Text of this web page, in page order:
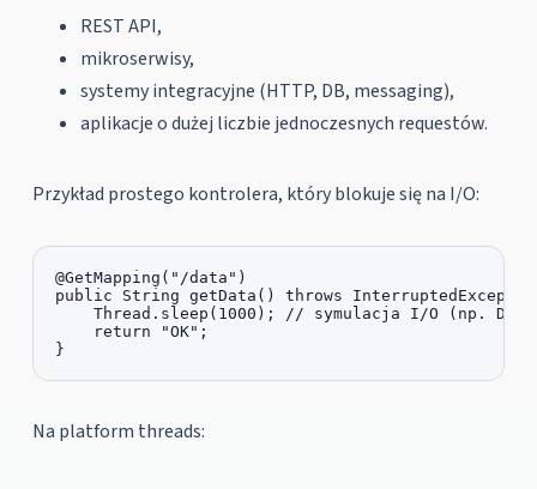
REST API,
mikroserwisy,
systemy integracyjne (HTTP, DB, messaging),
aplikacje o dużej liczbie jednoczesnych requestów.
Przykład prostego kontrolera, który blokuje się na I/O:
@GetMapping("/data")
public String getData() throws
Thread.sleep(1000); // symulacja I/O (np. DB,
    return "OK";
}
Na platform threads: